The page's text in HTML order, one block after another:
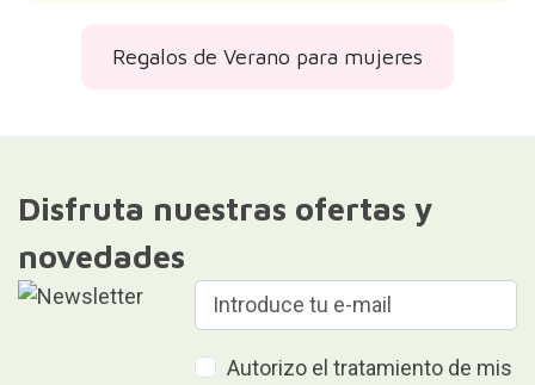
Regalos de Verano para mujeres
Disfruta nuestras ofertas y
novedades
Autorizo el tratamiento de mis